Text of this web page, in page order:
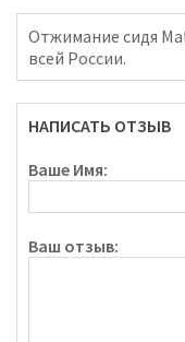
Отжимание сидя
всей России.
НАПИСАТЬ ОТЗЫВ
Ваше Имя:
Ваш отзыв: